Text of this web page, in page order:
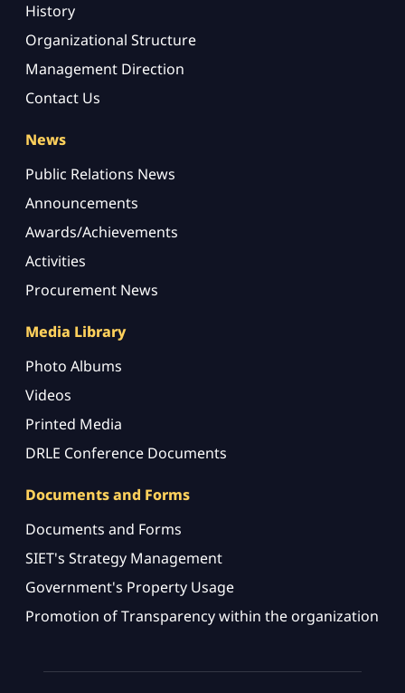
History
Organizational Structure
Management Direction
Contact Us
News
Public Relations News
Announcements
Awards/Achievements
Activities
Procurement News
Media Library
Photo Albums
Videos
Printed Media
DRLE Conference Documents
Documents and Forms
Documents and Forms
SIET's Strategy Management
Government's Property Usage
Promotion of Transparency within the organization